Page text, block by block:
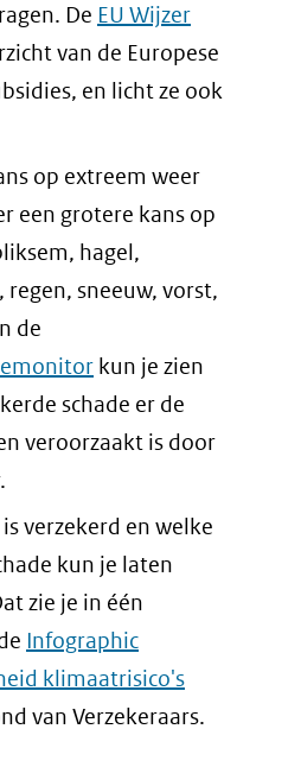
De EU Wijzer
van de Europese
en licht ze ook
op extreem weer
een grotere kans op
hagel,
sneeuw, vorst,
de
kun je zien
schade er de
veroorzaakt is door
verzekerd en welke
kun je laten
zie je in één
Infographic
klimaatrisico's
van Verzekeraars.